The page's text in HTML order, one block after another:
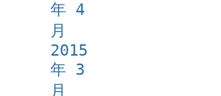
年 4
月
2015
年 3
月